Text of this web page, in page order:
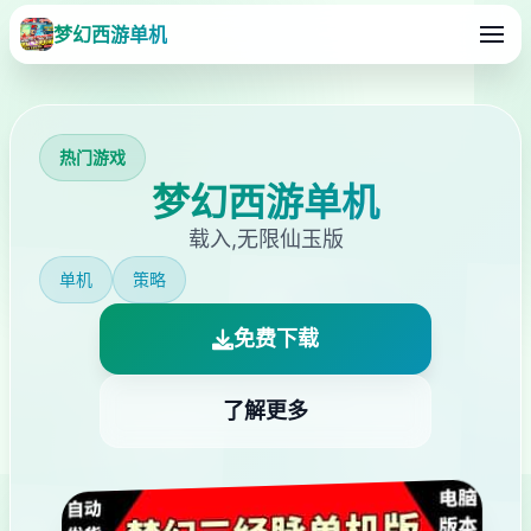
梦幻西游单机
热门游戏
梦幻西游单机
载入,无限仙玉版
单机 策略
免费下载
了解更多